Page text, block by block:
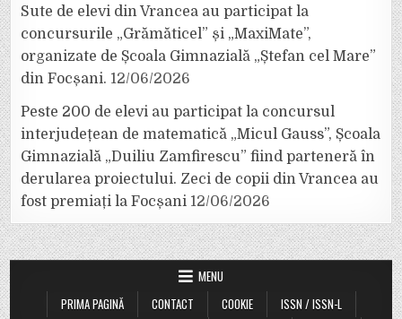
Sute de elevi din Vrancea au participat la
concursurile „Grămăticel” și „MaxiMate”,
organizate de Școala Gimnazială „Ștefan cel Mare”
din Focșani. 12/06/2026
Peste 200 de elevi au participat la concursul
interjudețean de matematică „Micul Gauss”, Școala
Gimnazială „Duiliu Zamfirescu” fiind parteneră în
derularea proiectului. Zeci de copii din Vrancea au
fost premiați la Focșani 12/06/2026
MENU
PRIMA PAGINĂ
CONTACT COOKIE
ISSN / ISSN-L